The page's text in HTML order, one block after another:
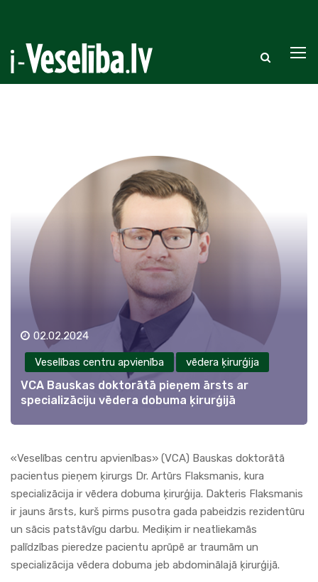
02.02.2024
Veselības centru apvienība vēdera ķirurģija
VCA Bauskas doktorātā pieņem ārsts ar
specializāciju vēdera dobuma ķirurģijā
«Veselības centru apvienības» (VCA) Bauskas doktorātā
pacientus pieņem ķirurgs Dr. Artūrs Flaksmanis, kura
specializācija ir vēdera dobuma ķirurģija. Dakteris Flaksmanis
ir jauns ārsts, kurš pirms pusotra gada pabeidzis rezidentūru
un sācis patstāvīgu darbu. Mediķim ir neatliekamās
palīdzības pieredze pacientu aprūpē ar traumām un
specializācija vēdera dobuma jeb abdominālajā ķirurģijā.